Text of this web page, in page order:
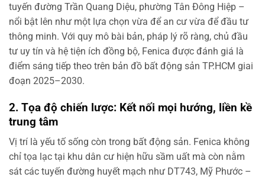
tuyến đường Trần Quang Diệu, phường Tân Đông Hiệp –
nổi bật lên như một lựa chọn vừa để an cư vừa để đầu tư
thông minh. Với quy mô bài bản, pháp lý rõ ràng, chủ đầu
tư uy tín và hệ tiện ích đồng bộ, Fenica được đánh giá là
điểm sáng tiếp theo trên bản đồ bất động sản TP.HCM giai
đoạn 2025–2030.
2. Tọa độ chiến lược: Kết nối mọi hướng, liền kề
trung tâm
Vị trí là yếu tố sống còn trong bất động sản. Fenica không
chỉ tọa lạc tại khu dân cư hiện hữu sầm uất mà còn nằm
sát các tuyến đường huyết mạch như DT743, Mỹ Phước –